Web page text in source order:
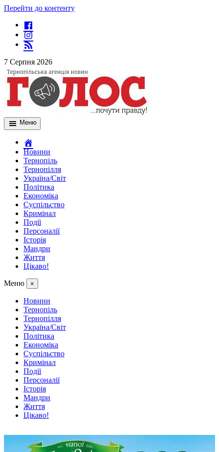
Перейти до контенту
7 Серпня 2026
Меню
Новини
Тернопіль
Тернопілля
Україна/Світ
Політика
Економіка
Суспільство
Кримінал
Події
Персоналії
Історія
Мандри
Життя
Цікаво!
Меню ×
Новини
Тернопіль
Тернопілля
Україна/Світ
Політика
Економіка
Суспільство
Кримінал
Події
Персоналії
Історія
Мандри
Життя
Цікаво!